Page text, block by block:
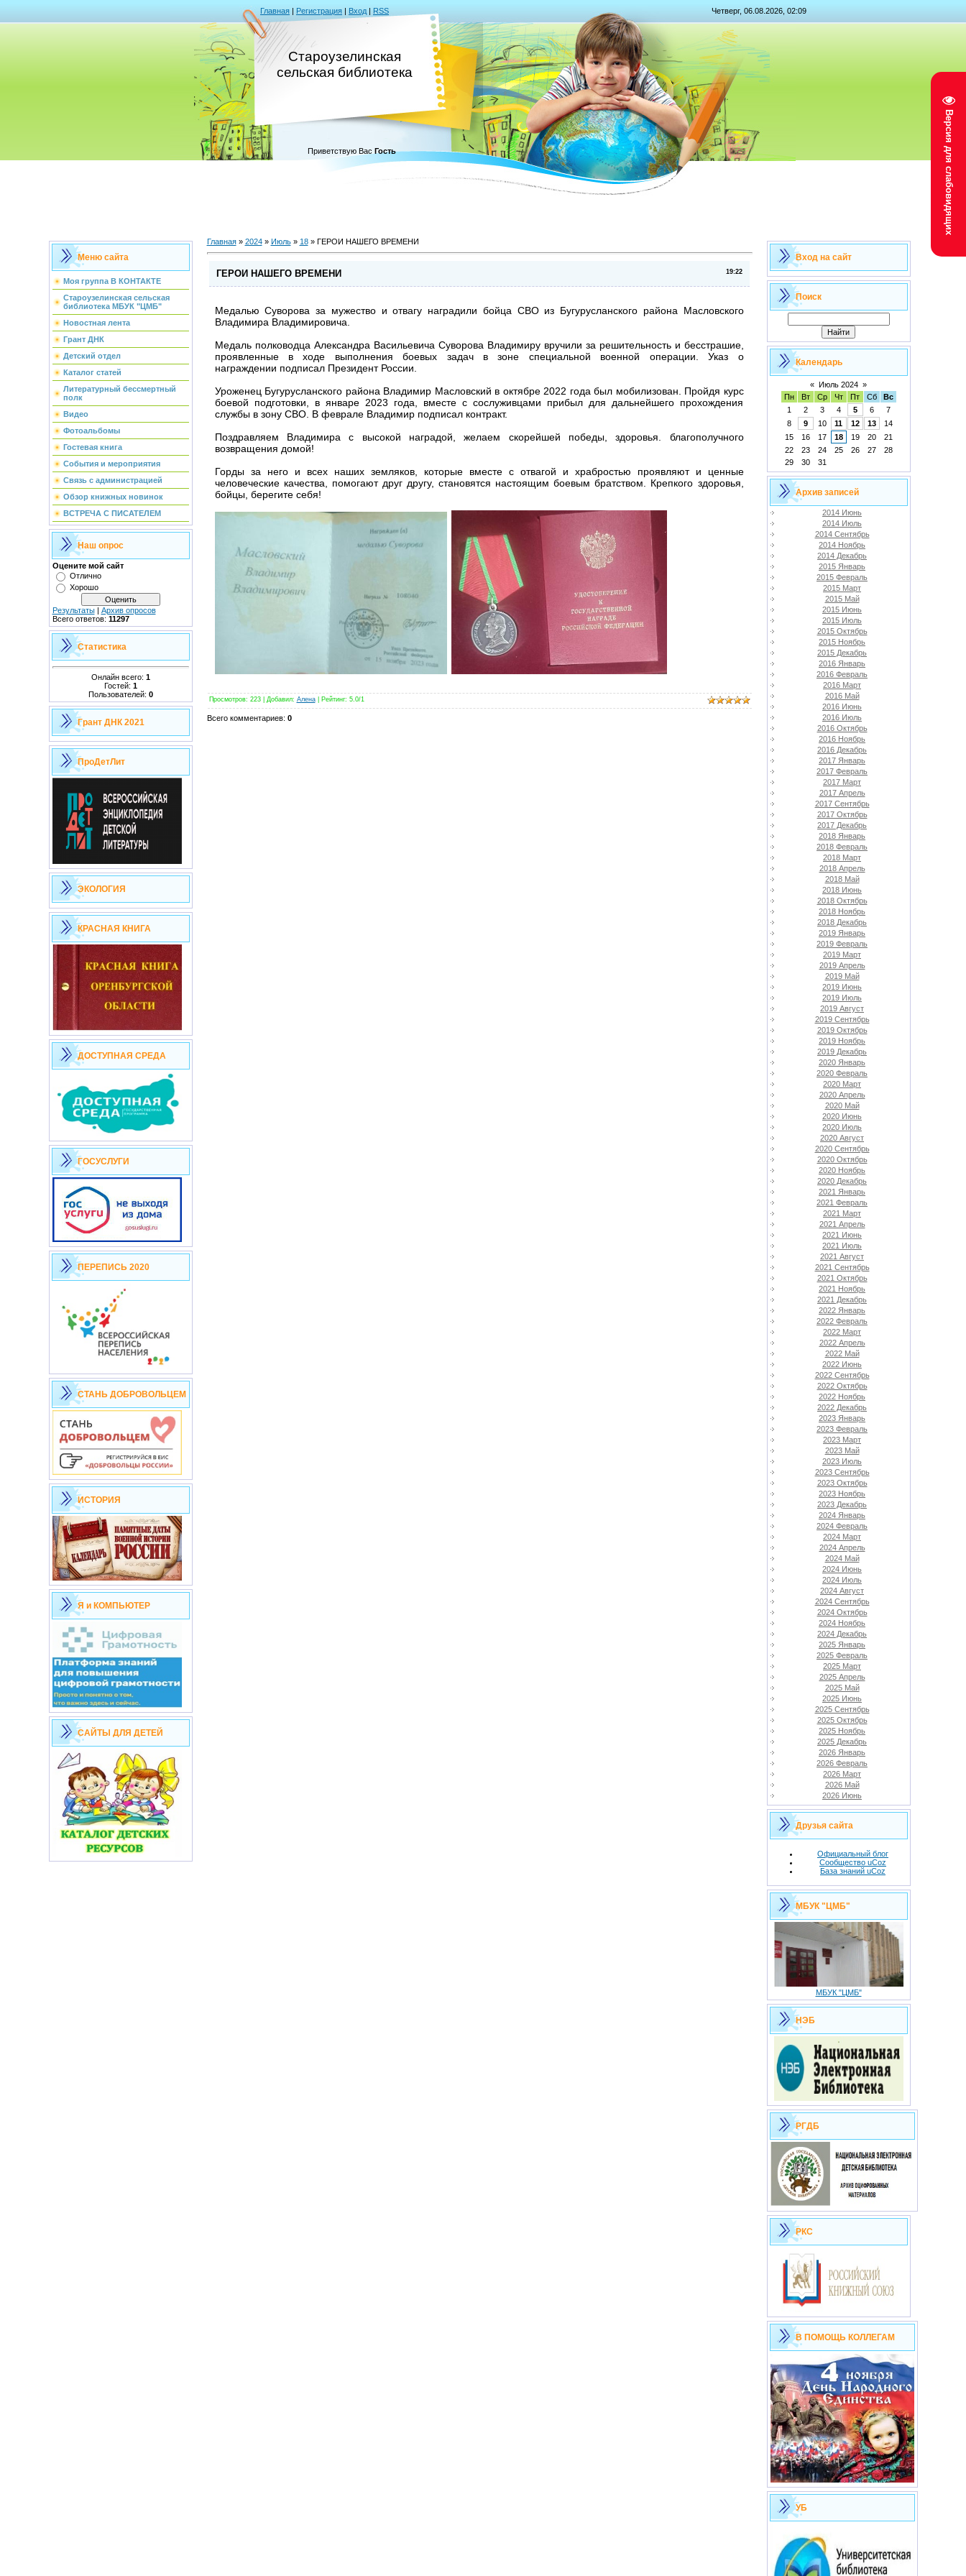
Версия для слабовидящих
Главная | Регистрация | Вход | RSS Четверг, 06.08.2026, 02:09
Староузелинская
сельская библиотека
Приветствую Вас Гость
Меню сайта
Моя группа В КОНТАКТЕ
Староузелинская сельская
библиотека МБУК "ЦМБ"
Новостная лента
Грант ДНК
Детский отдел
Каталог статей
Литературный бессмертный
полк
Видео
Фотоальбомы
Гостевая книга
События и мероприятия
Связь с администрацией
Обзор книжных новинок
ВСТРЕЧА С ПИСАТЕЛЕМ
Наш опрос
Оцените мой сайт
Отлично
Хорошо
Результаты| Архив опросов
Всего ответов: 11297
Статистика
Онлайн всего: 1
Гостей: 1
Пользователей: 0
Грант ДНК 2021
ПроДетЛит
ЭКОЛОГИЯ
КРАСНАЯ КНИГА
ДОСТУПНАЯ СРЕДА
ГОСУСЛУГИ
ПЕРЕПИСЬ 2020
СТАНЬ ДОБРОВОЛЬЦЕМ
ИСТОРИЯ
Я и КОМПЬЮТЕР
САЙТЫ ДЛЯ ДЕТЕЙ
Главная» 2024 » Июль » 18» ГЕРОИ НАШЕГО ВРЕМЕНИ
19:22
ГЕРОИ НАШЕГО ВРЕМЕНИ
Медалью Суворова за мужество и отвагу наградили бойца СВО из Бугурусланского района Масловского
Владимира Владимировича.
Медаль полководца Александра Васильевича Суворова Владимиру вручили за решительность и бесстрашие,
проявленные в ходе выполнения боевых задач в зоне специальной военной операции. Указ о
награждении подписал Президент России.
Уроженец Бугурусланского района Владимир Масловский в октябре 2022 года был мобилизован. Пройдя курс
боевой подготовки, в январе 2023 года, вместе с сослуживцами прибыл для дальнейшего прохождения
службы в зону СВО. В феврале Владимир подписал контракт.
Поздравляем Владимира с высокой наградой, желаем скорейшей победы, здоровья. благополучного
возвращения домой!
Горды за него и всех наших земляков, которые вместе с отвагой и храбростью проявляют и ценные
человеческие качества, помогают друг другу, становятся настоящим боевым братством. Крепкого здоровья,
бойцы, берегите себя!
Просмотров: 223| Добавил: Алена Рейтинг: 5.0/1
Всего комментариев: 0
Вход на сайт
Поиск
Календарь
« Июль 2024 »
Пн
Вт Ср Чт Пт Сб
Вс
1
2 3 4 5 6
7
8
9 10 11 12 13
14
15
16 17 18 19 20
21
22
23 24 25 26 27
28
29
30 31
Архив записей
2014 Июнь
2014 Июль
2014 Сентябрь
2014 Ноябрь
2014 Декабрь
2015 Январь
2015 Февраль
2015 Март
2015 Май
2015 Июнь
2015 Июль
2015 Октябрь
2015 Ноябрь
2015 Декабрь
2016 Январь
2016 Февраль
2016 Март
2016 Май
2016 Июнь
2016 Июль
2016 Октябрь
2016 Ноябрь
2016 Декабрь
2017 Январь
2017 Февраль
2017 Март
2017 Апрель
2017 Сентябрь
2017 Октябрь
2017 Декабрь
2018 Январь
2018 Февраль
2018 Март
2018 Апрель
2018 Май
2018 Июнь
2018 Октябрь
2018 Ноябрь
2018 Декабрь
2019 Январь
2019 Февраль
2019 Март
2019 Апрель
2019 Май
2019 Июнь
2019 Июль
2019 Август
2019 Сентябрь
2019 Октябрь
2019 Ноябрь
2019 Декабрь
2020 Январь
2020 Февраль
2020 Март
2020 Апрель
2020 Май
2020 Июнь
2020 Июль
2020 Август
2020 Сентябрь
2020 Октябрь
2020 Ноябрь
2020 Декабрь
2021 Январь
2021 Февраль
2021 Март
2021 Апрель
2021 Июнь
2021 Июль
2021 Август
2021 Сентябрь
2021 Октябрь
2021 Ноябрь
2021 Декабрь
2022 Январь
2022 Февраль
2022 Март
2022 Апрель
2022 Май
2022 Июнь
2022 Сентябрь
2022 Октябрь
2022 Ноябрь
2022 Декабрь
2023 Январь
2023 Февраль
2023 Март
2023 Май
2023 Июль
2023 Сентябрь
2023 Октябрь
2023 Ноябрь
2023 Декабрь
2024 Январь
2024 Февраль
2024 Март
2024 Апрель
2024 Май
2024 Июнь
2024 Июль
2024 Август
2024 Сентябрь
2024 Октябрь
2024 Ноябрь
2024 Декабрь
2025 Январь
2025 Февраль
2025 Март
2025 Апрель
2025 Май
2025 Июнь
2025 Сентябрь
2025 Октябрь
2025 Ноябрь
2025 Декабрь
2026 Январь
2026 Февраль
2026 Март
2026 Май
2026 Июнь
Друзья сайта
Официальный блог
Сообщество uCoz
База знаний uCoz
МБУК "ЦМБ"
МБУК "ЦМБ"
НЭБ
РГДБ
РКС
В ПОМОЩЬ КОЛЛЕГАМ
УБ